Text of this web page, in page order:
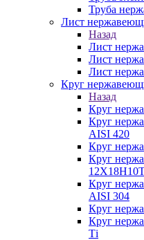
Труба
Лист
Назад
Лист
Лист
Лист
Круг
Назад
Круг
Круг
AISI 420
Круг
Круг
Круг
AISI 304
Круг
Круг
Тi